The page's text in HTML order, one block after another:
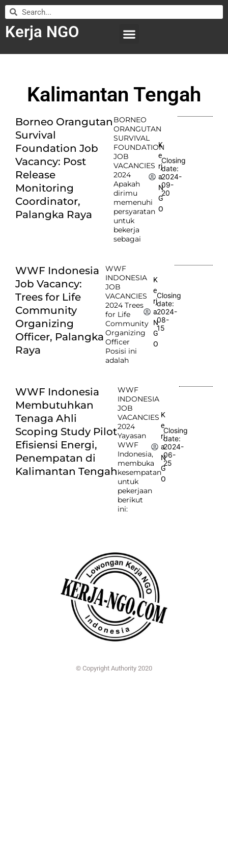
Kerja NGO
Kalimantan Tengah
Borneo Orangutan
Survival
Foundation Job
Vacancy: Post
Release
Monitoring
Coordinator,
Palangka Raya
BORNEO
ORANGUTAN
SURVIVAL
FOUNDATION
JOB
VACANCIES
2024
Apakah
dirimu
memenuhi
persyaratan
untuk
bekerja
sebagai
K
e
rj
a
N
G
O
Closing
date:
2024-
09-
20
WWF Indonesia
Job Vacancy:
Trees for Life
Community
Organizing
Officer, Palangka
Raya
WWF
INDONESIA
JOB
VACANCIES
2024 Trees
for Life
Community
Organizing
Officer
Posisi ini
adalah
K
e
rj
a
N
G
O
Closing
date:
2024-
08-
15
WWF Indonesia
Membutuhkan
Tenaga Ahli
Scoping Study Pilot
Efisiensi Energi,
Penempatan di
Kalimantan Tengah
WWF
INDONESIA
JOB
VACANCIES
2024
Yayasan
WWF
Indonesia,
membuka
kesempatan
untuk
pekerjaan
berikut
ini:
K
e
rj
a
N
G
O
Closing
date:
2024-
06-
25
© Copyright Authority 2020